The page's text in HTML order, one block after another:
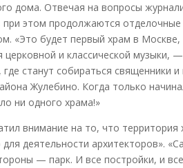
дома. Отвечая на вопросы
при этом продолжаются
«Это будет первый храм в
церковной и классической
станут собираться священники
Жулебино. Когда только
ни одного храма!»
внимание на то, что территория
деятельности архитекторов».
— парк. И все постройки, и